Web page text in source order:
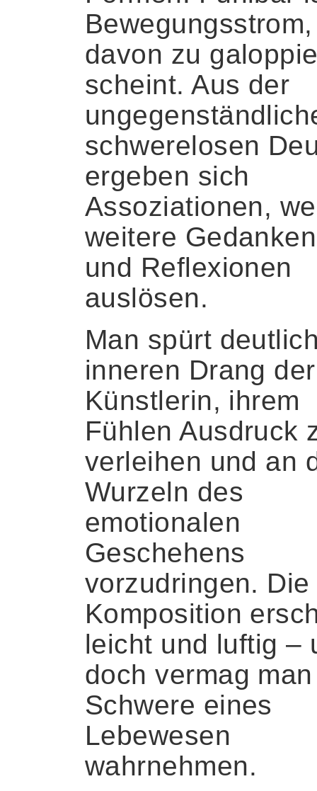
davon zu
scheint. Aus der
schwerelosen
ergeben sich
Assoziationen,
weitere
und Reflexionen
auslösen.
Man spürt
inneren Drang der
Künstlerin, ihrem
Fühlen Ausdruck
verleihen und an
Wurzeln des
emotionalen
Geschehens
vorzudringen. Die
Komposition
leicht und luftig –
doch vermag
Schwere eines
Lebewesen
wahrnehmen.